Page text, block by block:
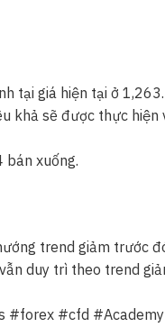
tại giá hiện tại ở 1,263.
khả sẽ được thực hiện
bán xuống.
trend giảm trước
duy trì theo trend
#forex #cfd #Academy